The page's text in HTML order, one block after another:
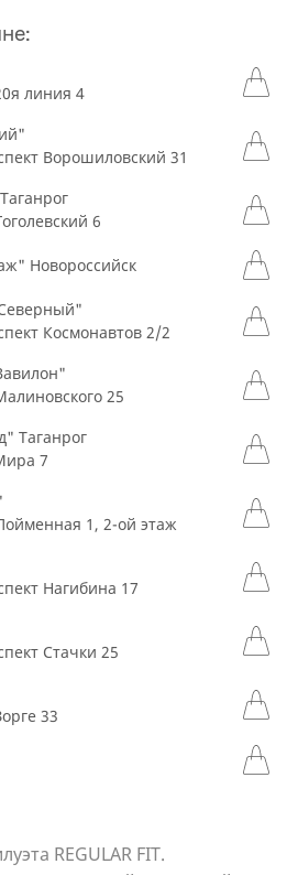
линия 4
Ворошиловский 31
6
Новороссийск
Космонавтов 2/2
25
Таганрог
7
1, 2-ой этаж
Нагибина 17
Стачки 25
33
REGULAR FIT.